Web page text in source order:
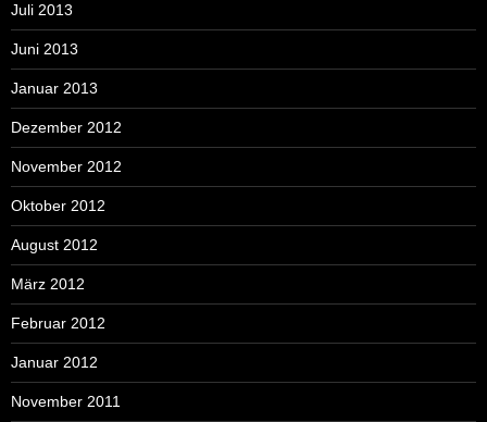
Juli 2013
Juni 2013
Januar 2013
Dezember 2012
November 2012
Oktober 2012
August 2012
März 2012
Februar 2012
Januar 2012
November 2011